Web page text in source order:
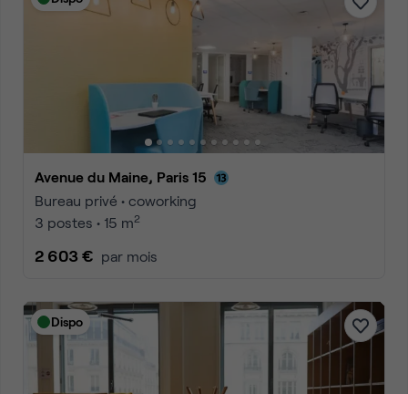
Avenue du Maine, Paris 15
Bureau privé • coworking
3 postes • 15 m2
2 603 € par mois
Dispo